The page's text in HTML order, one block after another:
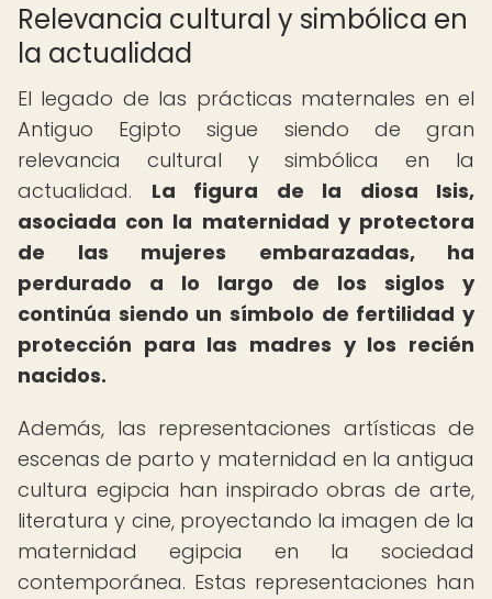
Relevancia cultural y simbólica en
la actualidad
El legado de las prácticas maternales en el
Antiguo Egipto sigue siendo de gran
relevancia cultural y simbólica en la
actualidad. La figura de la diosa Isis,
asociada con la maternidad y protectora
de las mujeres embarazadas, ha
perdurado a lo largo de los siglos y
continúa siendo un símbolo de fertilidad y
protección para las madres y los recién
nacidos.
Además, las representaciones artísticas de
escenas de parto y maternidad en la antigua
cultura egipcia han inspirado obras de arte,
literatura y cine, proyectando la imagen de la
maternidad egipcia en la sociedad
contemporánea. Estas representaciones han